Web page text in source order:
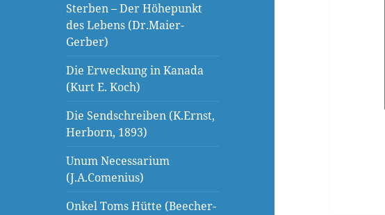
Sterben – Der Höhepunkt
des Lebens (Dr.Maier-
Gerber)
Die Erweckung in Kanada
(Kurt E. Koch)
Die Sendschreiben (K.Ernst,
Herborn, 1893)
Unum Necessarium
(J.A.Comenius)
Onkel Toms Hütte (Beecher-